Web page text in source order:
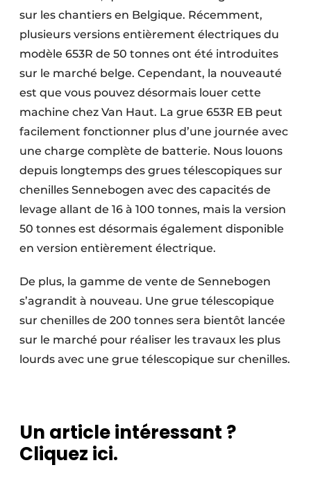
sur les chantiers en Belgique. Récemment,
plusieurs versions entièrement électriques du
modèle 653R de 50 tonnes ont été introduites
sur le marché belge. Cependant, la nouveauté
est que vous pouvez désormais louer cette
machine chez Van Haut. La grue 653R EB peut
facilement fonctionner plus d’une journée avec
une charge complète de batterie. Nous louons
depuis longtemps des grues télescopiques sur
chenilles Sennebogen avec des capacités de
levage allant de 16 à 100 tonnes, mais la version
50 tonnes est désormais également disponible
en version entièrement électrique.
De plus, la gamme de vente de Sennebogen
s’agrandit à nouveau. Une grue télescopique
sur chenilles de 200 tonnes sera bientôt lancée
sur le marché pour réaliser les travaux les plus
lourds avec une grue télescopique sur chenilles.
Un article intéressant ?
Cliquez ici.